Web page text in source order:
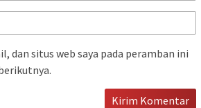
dan situs web saya pada peramban ini